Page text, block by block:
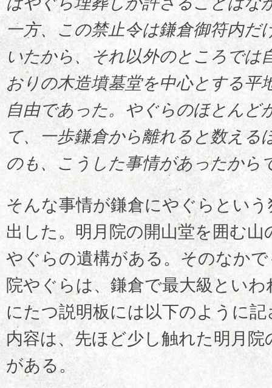
一方、この禁止令は鎌倉御符内だ
いたから、それ以外のところでは
おりの木造墳墓堂を中心とする平
自由であった。やぐらのほとんど
て、一歩鎌倉から離れると数える
のも、こうした事情があったから
そんな事情が鎌倉にやぐらとい
出した。明月院の開山堂を囲む山
やぐらの遺構がある。そのなか
院やぐらは、鎌倉で最大級とい
にたつ説明板には以下のように
内容は、先ほど少し触れた明月
がある。